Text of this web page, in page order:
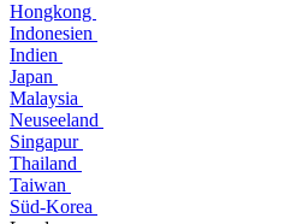
Hongkong
Indonesien
Indien
Japan
Malaysia
Neuseeland
Singapur
Thailand
Taiwan
Süd-Korea